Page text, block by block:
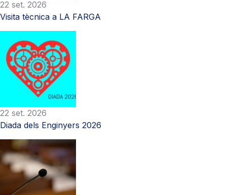
22 set. 2026
Visita tècnica a LA FARGA
22 set. 2026
Diada dels Enginyers 2026